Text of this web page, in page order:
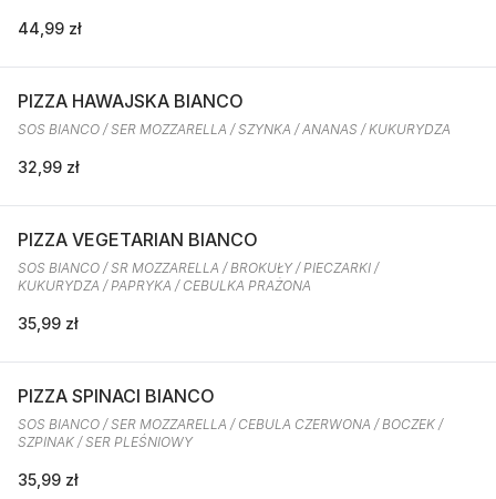
44,99 zł
PIZZA HAWAJSKA BIANCO
SOS BIANCO / SER MOZZARELLA / SZYNKA / ANANAS / KUKURYDZA
32,99 zł
PIZZA VEGETARIAN BIANCO
SOS BIANCO / SR MOZZARELLA / BROKUŁY / PIECZARKI /
KUKURYDZA / PAPRYKA / CEBULKA PRAŻONA
35,99 zł
PIZZA SPINACI BIANCO
SOS BIANCO / SER MOZZARELLA / CEBULA CZERWONA / BOCZEK /
SZPINAK / SER PLEŚNIOWY
35,99 zł